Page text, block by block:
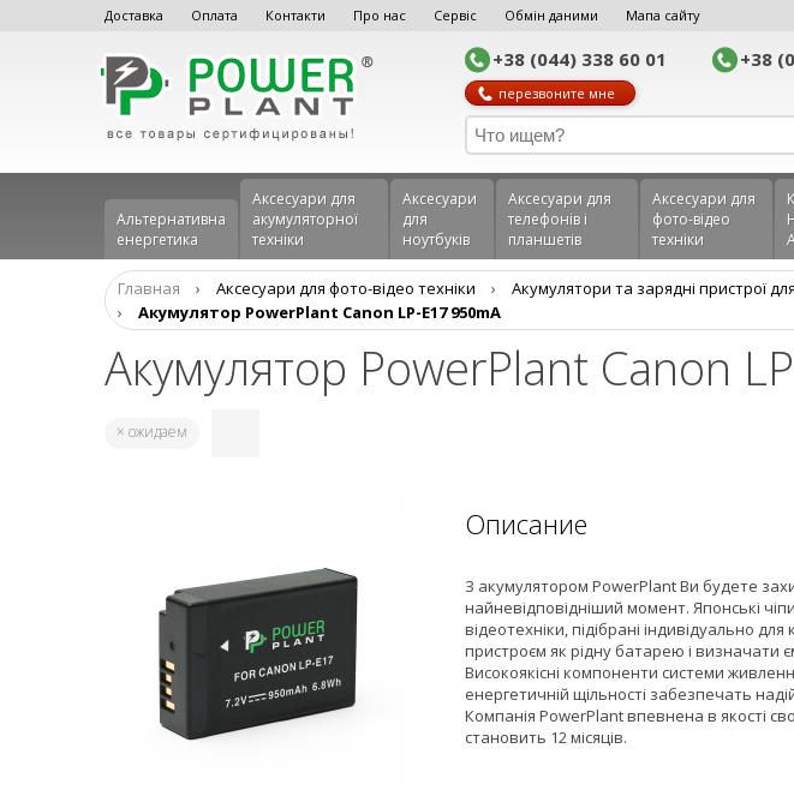
Доставка Оплата Контакти Про нас Сервіс Обмін даними Мапа сайту
+38 (044) 338 60 01 +38
перезвоните мне
Альтернативна
енергетика
Аксесуари для
акумуляторної
техніки
Аксесуари
для
ноутбуків
Аксеcуари для
телефонів і
планшетів
Аксесуари для
фото-відео
техніки
Главная › Аксесуари для фото-відео техніки › Aкумулятори та зарядні пристрої
›
Акумулятор PowerPlant Canon LP-E17 950mA
Акумулятор PowerPlant Canon
× ожидаем
Описание
З акумулятором PowerPlant Ви будете
найневідповідніший момент. Японські
відеотехніки, підібрані індивідуально
пристроєм як рідну батарею і визначати
Високоякісні компоненти системи
енергетичній щільності забезпечать
Компанія PowerPlant впевнена в якості
становить 12 місяців.